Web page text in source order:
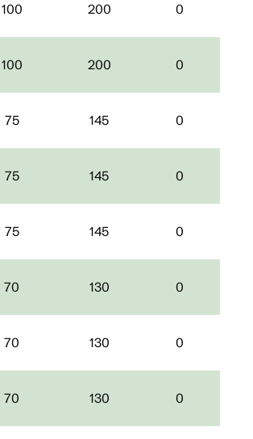
100 200 0
100 200 0
75 145 0
75 145 0
75 145 0
70 130 0
70 130 0
70 130 0